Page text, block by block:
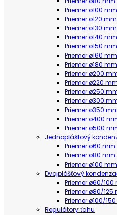
Priemer ø100 mm
Priemer ø120 mm
Priemer ø130 mm
Priemer ø140 mm
Priemer ø150 mm
Priemer ø160 mm
Priemer ø180 mm
Priemer ø200
Priemer ø220
Priemer ø250
Priemer ø300
Priemer ø350
Priemer ø400
Priemer ø500
Jednopláštový
Priemer ø60 mm
Priemer ø80 mm
Priemer ø100 mm
Dvojplášťový
Priemer ø60/100
Priemer ø80/125
Priemer ø100/
Regulátory ťahu